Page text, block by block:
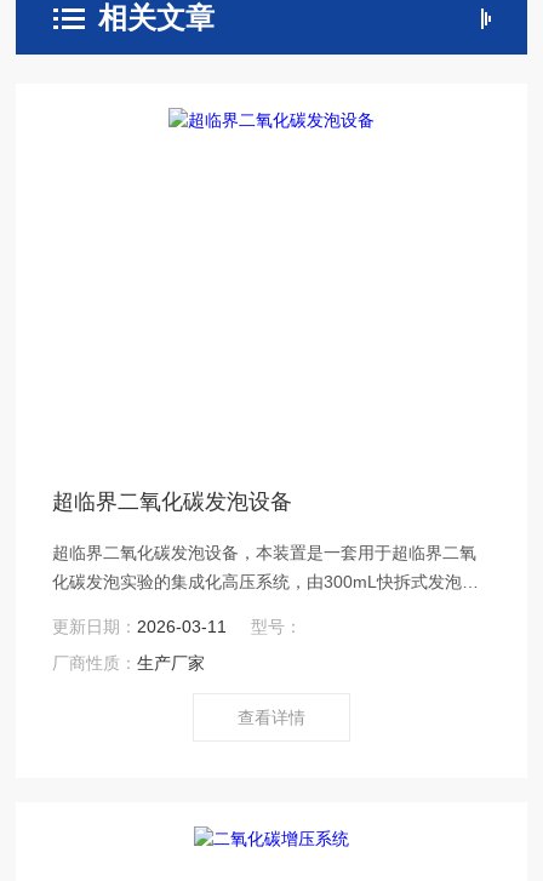
相关文章
超临界二氧化碳发泡设备
超临界二氧化碳发泡设备，本装置是一套用于超临界二氧
化碳发泡实验的集成化高压系统，由300mL快拆式发泡
组成。采用先将二氧化碳冷却液化，再经柱塞泵增压输送
至反应釜的技术路径，压力可达30MPa，具有增压速度
更新日期： 2026-03-11
型号：
厂商性质：生产厂家
查看详情